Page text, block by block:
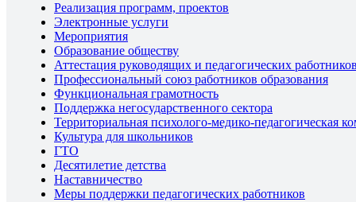
Реализация программ, проектов
Электронные услуги
Мероприятия
Образование обществу
Аттестация руководящих и педагогических работников
Профессиональный союз работников образования
Функциональная грамотность
Поддержка негосударственного сектора
Территориальная психолого-медико-педагогическая
Культура для школьников
ГТО
Десятилетие детства
Наставничество
Меры поддержки педагогических работников